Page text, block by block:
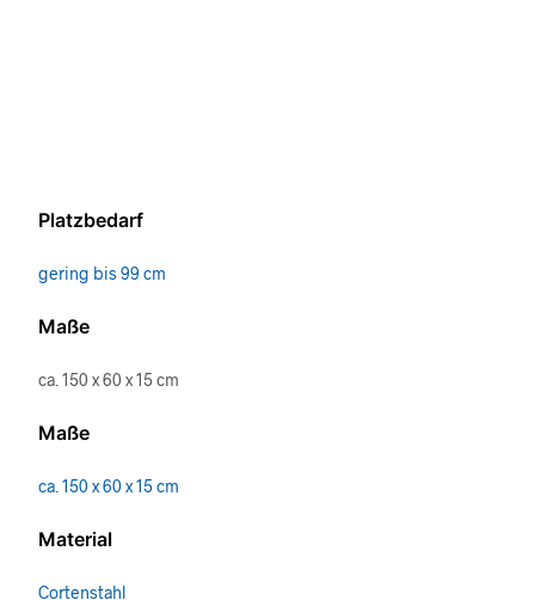
Platzbedarf
gering bis 99 cm
Maße
ca. 150 x 60 x 15 cm
Maße
ca. 150 x 60 x 15 cm
Material
Cortenstahl